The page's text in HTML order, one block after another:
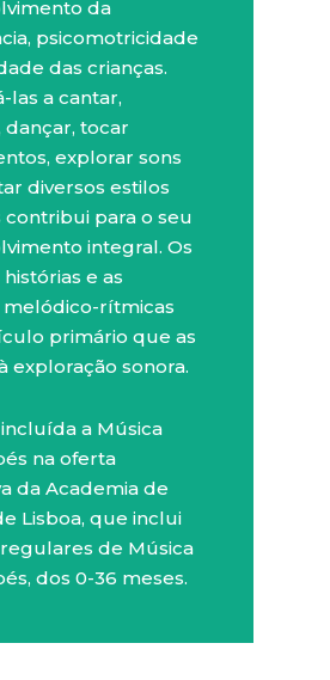
da
psicomotricidade
das crianças.
las a cantar,
tocar
explorar sons
diversos estilos
contribui para o seu
integral. Os
histórias e as
melódico-rítmicas
primário que as
exploração sonora.
a Música
na oferta
da Academia de
Lisboa, que inclui
de Música
dos 0-36 meses.